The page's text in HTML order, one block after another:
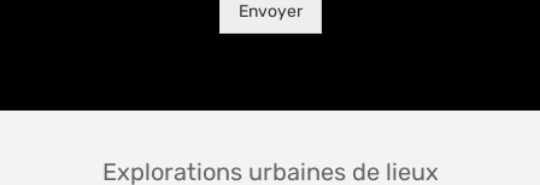
Envoyer
Explorations urbaines de lieux